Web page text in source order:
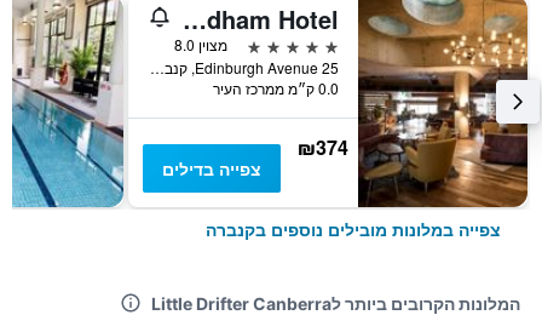
Ovolo Canberra, a Wyndham Hotel
5 כוכבים
מצוין 8.0
25 Edinburgh Avenue, קנברה, ACT, אוסטרליה
0.0 ק״מ ממרכז העיר
₪374
צפייה בדילים
צפייה במלונות מובילים נוספים בקנברה
המלונות הקרובים ביותר לLittle Drifter Canberra